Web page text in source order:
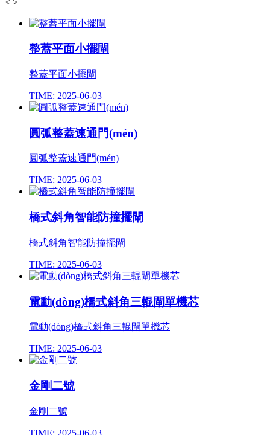
整蓋平面小擺閘
整蓋平面小擺閘
TIME: 2025-06-03
圓弧整蓋速通門(mén)
圓弧整蓋速通門(mén)
TIME: 2025-06-03
橋式斜角智能防撞擺閘
橋式斜角智能防撞擺閘
TIME: 2025-06-03
電動(dòng)橋式斜角三輥閘單機芯
電動(dòng)橋式斜角三輥閘單機芯
TIME: 2025-06-03
金剛二號
金剛二號
TIME: 2025-06-03